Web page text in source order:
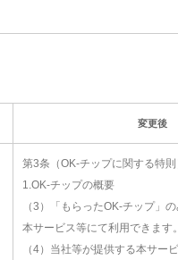
変更後
第3条（OK-チップに関する特則
1.OK-チップの概要
（3）「もらったOK-チップ」
本サービス等にて利用できます。
（4）当社等が提供する本サー